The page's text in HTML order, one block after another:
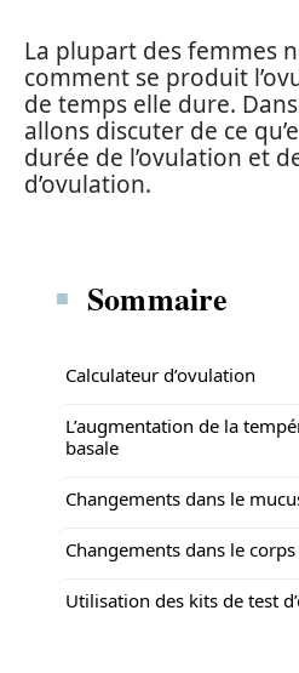
La plupart des femmes
comment se produit
de temps elle dure.
allons discuter de ce
durée de l’ovulation et
d’ovulation.
Sommaire
Calculateur d’ovulation
L’augmentation de la
basale
Changements dans le
Changements dans le corps
Utilisation des kits de test